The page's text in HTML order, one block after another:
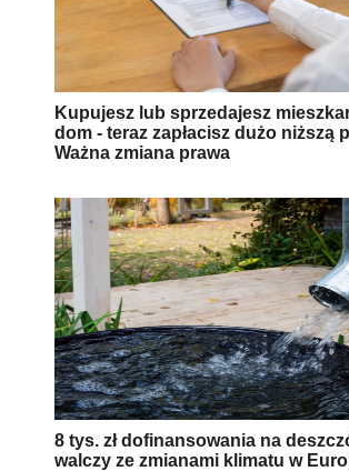
Kupujesz lub sprzedajesz
dom - teraz zapłacisz dużo niższą
Ważna zmiana prawa
8 tys. zł dofinansowania na
walczy ze zmianami klimatu w